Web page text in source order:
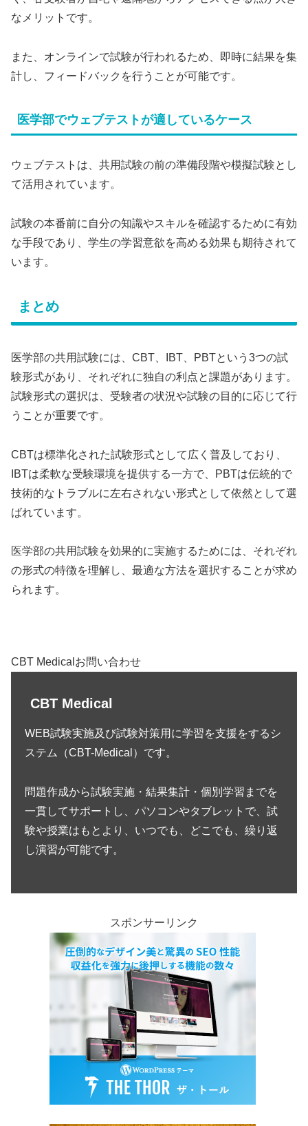
なメリットです。
また、オンラインで試験が行われるため、即時に結果を集
計し、フィードバックを行うことが可能です。
医学部でウェブテストが適しているケース
ウェブテストは、共用試験の前の準備段階や模擬試験とし
て活用されています。
試験の本番前に自分の知識やスキルを確認するために有効
な手段であり、学生の学習意欲を高める効果も期待されて
います。
まとめ
医学部の共用試験には、CBT、IBT、PBTという3つの試
験形式があり、それぞれに独自の利点と課題があります。
試験形式の選択は、受験者の状況や試験の目的に応じて行
うことが重要です。
CBTは標準化された試験形式として広く普及しており、
IBTは柔軟な受験環境を提供する一方で、PBTは伝統的で
技術的なトラブルに左右されない形式として依然として選
ばれています。
医学部の共用試験を効果的に実施するためには、それぞれ
の形式の特徴を理解し、最適な方法を選択することが求め
られます。
CBT Medicalお問い合わせ
CBT Medical
WEB試験実施及び試験対策用に学習を支援をするシ
ステム（CBT-Medical）です。
問題作成から試験実施・結果集計・個別学習までを
一貫してサポートし、パソコンやタブレットで、試
験や授業はもとより、いつでも、どこでも、繰り返
し演習が可能です。
スポンサーリンク